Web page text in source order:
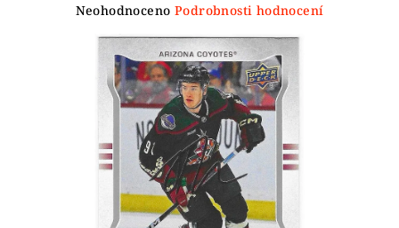
Průměrné
produktu
hvězdiček.
Neohodnoceno Podrobnosti hodnocení